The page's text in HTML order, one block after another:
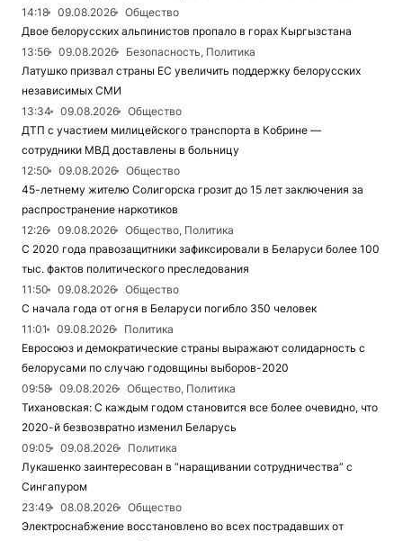
14:18
09.08.2026
Общество
Двое белорусских альпинистов пропало в горах Кыргызстана
13:56
09.08.2026
Безопасность, Политика
Латушко призвал страны ЕС увеличить поддержку белорусских
независимых СМИ
13:34
09.08.2026
Общество
ДТП с участием милицейского транспорта в Кобрине —
сотрудники МВД доставлены в больницу
12:50
09.08.2026
Общество
45-летнему жителю Солигорска грозит до 15 лет заключения за
распространение наркотиков
12:26
09.08.2026
Общество, Политика
С 2020 года правозащитники зафиксировали в Беларуси более 100
тыс. фактов политического преследования
11:50
09.08.2026
Общество
С начала года от огня в Беларуси погибло 350 человек
11:01
09.08.2026
Политика
Евросоюз и демократические страны выражают солидарность с
белорусами по случаю годовщины выборов-2020
09:58
09.08.2026
Общество, Политика
Тихановская: С каждым годом становится все более очевидно, что
2020-й безвозвратно изменил Беларусь
09:05
09.08.2026
Политика
Лукашенко заинтересован в “наращивании сотрудничества” с
Сингапуром
23:49
08.08.2026
Общество
Электроснабжение восстановлено во всех пострадавших от